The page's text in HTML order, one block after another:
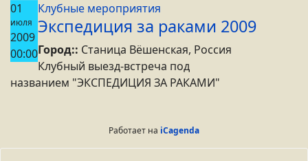
01
июля
2009
00:00
Клубные мероприятия
Экспедиция за раками 2009
Город:: Станица Вёшенская, Россия
Клубный выезд-встреча под
названием "ЭКСПЕДИЦИЯ ЗА РАКАМИ"
Работает на iCagenda